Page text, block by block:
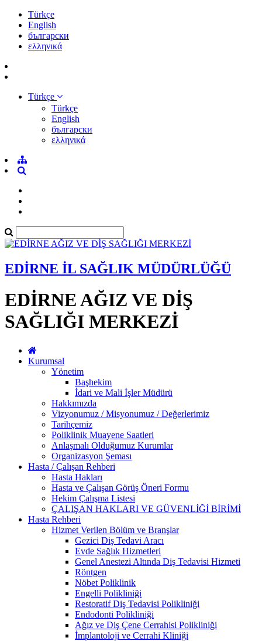
Türkçe
English
български
ελληνικά
Türkçe
Türkçe
English
български
ελληνικά
EDİRNE İL SAĞLIK MÜDÜRLÜĞÜ
EDİRNE AĞIZ VE DİŞ
SAĞLIĞI MERKEZİ
Kurumsal
Yönetim
Başhekim
İdari ve Mali İşler Müdürü
Hakkımızda
Vizyonumuz / Misyonumuz / Değerlerimiz
Tarihçemiz
Poliklinik Muayene Saatleri
Anlaşmalı Olduğumuz Kurumlar
Organizasyon Şeması
Hasta / Çalışan Rehberi
Hasta Hakları
Hasta ve Çalışan Görüş Öneri Formu
Hekim Çalışma Listesi
ÇALIŞAN HAKLARI VE GÜVENLİĞİ BİRİMİ
Hasta Rehberi
Hizmet Verilen Bölüm ve Branşlar
Gezici Diş Tedavi Aracı
Evde Sağlık Hizmetleri
Genel Anestezi Altında Diş Tedavisi Hizmeti
Röntgen
Nöbet Poliklinik
Engelli Polikliniği
Restoratif Diş Tedavisi Polikliniği
Endodonti Polikliniği
Ağız ve Diş Çene Cerrahisi Polikliniği
İmplantoloji ve Cerrahi Kliniği